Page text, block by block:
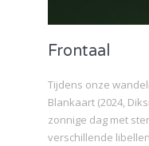
Frontaal
Tijdens onze
Blankaart (2024,
zonnige dag met
verschillende